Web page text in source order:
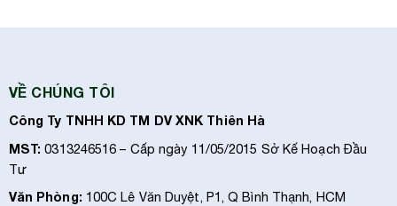
VỀ CHÚNG TÔI
Công Ty TNHH KD TM DV XNK Thiên Hà
MST: 0313246516 – Cấp ngày 11/05/2015 Sở Kế Hoạch Đầu
Tư
Văn Phòng: 100C Lê Văn Duyệt, P1, Q Bình Thạnh, HCM